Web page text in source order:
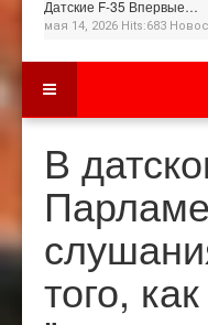
Датские F-35 Впервые…
мая 14, 2026 Hits:683
В
того,